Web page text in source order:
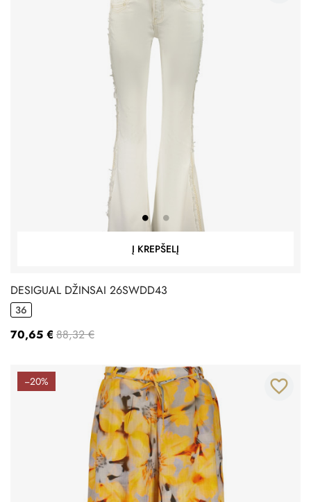
Į KREPŠELĮ
DESIGUAL DŽINSAI 26SWDD43
36
70,65 € 88,32 €
−20% favorite_border